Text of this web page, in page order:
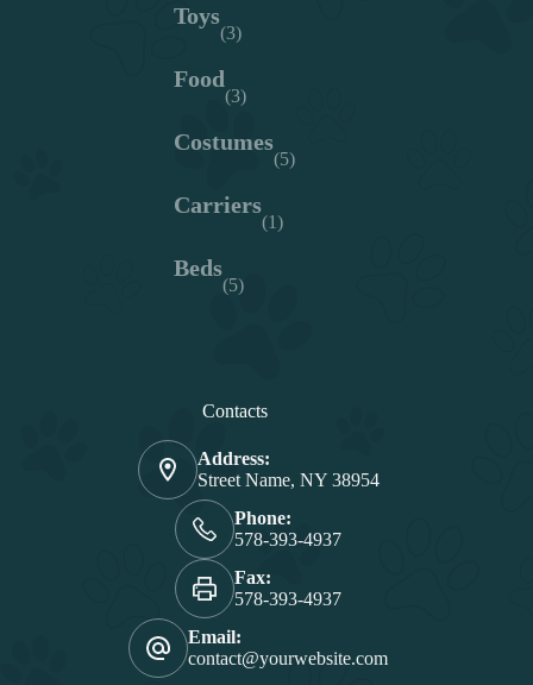
Toys
(3)
Food
(3)
Costumes
(5)
Carriers
(1)
Beds
(5)
Contacts
Address:
Street Name, NY 38954
Phone:
578-393-4937
Fax:
578-393-4937
Email:
contact@yourwebsite.com